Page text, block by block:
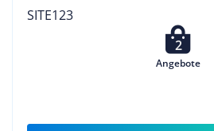
SITE123
2
Angebote